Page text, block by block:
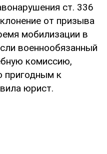
ст. 336
от призыва
мобилизации в
военнообязанный
комиссию,
пригодным к
юрист.